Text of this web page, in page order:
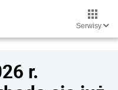
Serwisy
r.